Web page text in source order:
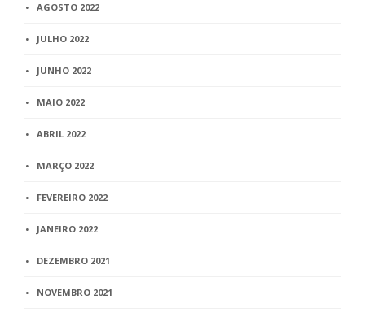
AGOSTO 2022
JULHO 2022
JUNHO 2022
MAIO 2022
ABRIL 2022
MARÇO 2022
FEVEREIRO 2022
JANEIRO 2022
DEZEMBRO 2021
NOVEMBRO 2021